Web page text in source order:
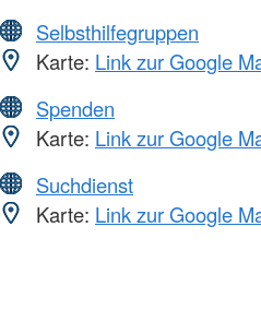
Selbsthilfegruppen
Karte: Link zur Google
Spenden
Karte: Link zur Google
Suchdienst
Karte: Link zur Google